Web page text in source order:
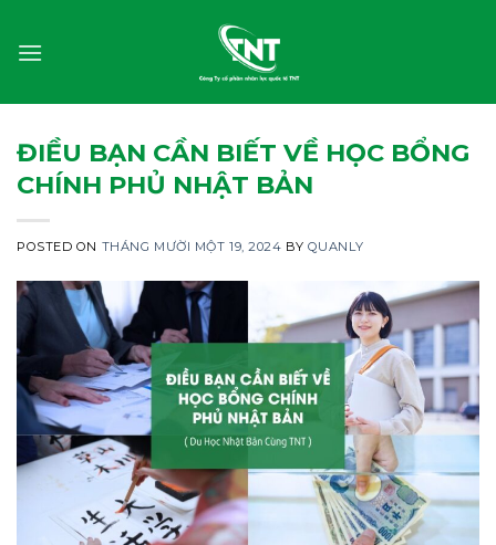
content
ĐIỀU BẠN CẦN BIẾT VỀ HỌC BỔNG
CHÍNH PHỦ NHẬT BẢN
POSTED ON THÁNG MƯỜI MỘT 19, 2024 BY QUANLY